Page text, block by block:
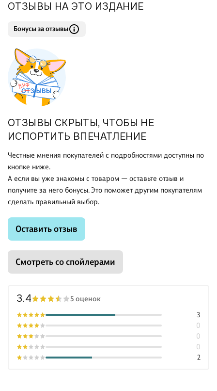
ОТЗЫВЫ НА ЭТО ИЗДАНИЕ
Бонусы за отзывы
ОТЗЫВЫ СКРЫТЫ, ЧТОБЫ НЕ
ИСПОРТИТЬ ВПЕЧАТЛЕНИЕ
Честные мнения покупателей с подробностями доступны по
кнопке ниже.
А если вы уже знакомы с товаром — оставьте отзыв и
получите за него бонусы. Это поможет другим покупателям
сделать правильный выбор.
Оставить отзыв
Смотреть со спойлерами
3.4 5 оценок
2
0
0
0
3